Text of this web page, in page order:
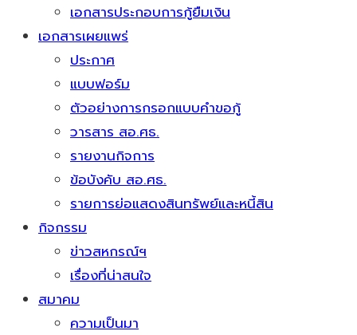
เอกสารประกอบการกู้ยืมเงิน
เอกสารเผยแพร่
ประกาศ
แบบฟอร์ม
ตัวอย่างการกรอกแบบคำขอกู้
วารสาร สอ.ศธ.
รายงานกิจการ
ข้อบังคับ สอ.ศธ.
รายการย่อแสดงสินทรัพย์และหนี้สิน
กิจกรรม
ข่าวสหกรณ์ฯ
เรื่องที่น่าสนใจ
สมาคม
ความเป็นมา